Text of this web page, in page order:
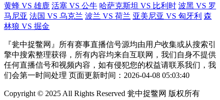
黄蜂 VS 雄鹿 活塞 VS 公牛 哈萨克斯坦 VS 比利时 波黑 VS 罗
马尼亚 法国 VS 乌克兰 波兰 VS 荷兰 亚美尼亚 VS 匈牙利 森
林狼 VS 掘金
『瓮中捉鳖网』所有赛事直播信号源均由用户收集或从搜索引
擎中搜索整理获得，所有内容均来自互联网，我们自身不提供
任何直播信号和视频内容，如有侵犯您的权益请联系我们，我
们会第一时间处理 页面更新时间：2026-04-08 05:03:40
Copyright © 2025 All Rights Reserved 瓮中捉鳖网 版权所有